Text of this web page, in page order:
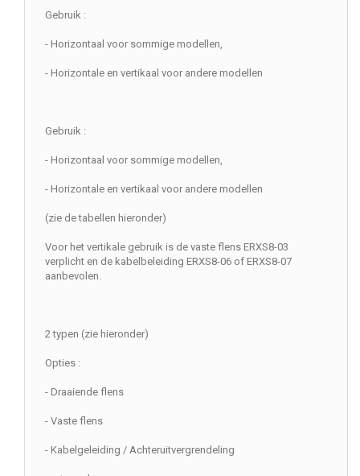
Gebruik :
- Horizontaal voor sommige modellen,
- Horizontale en vertikaal voor andere modellen
Gebruik :
- Horizontaal voor sommige modellen,
- Horizontale en vertikaal voor andere modellen
(zie de tabellen hieronder)
Voor het vertikale gebruik is de vaste flens ERXS8-03
verplicht en de kabelbeleiding ERXS8-06 of ERXS8-07
aanbevolen.
2 typen (zie hieronder)
Opties :
- Draaiende flens
- Vaste flens
- Kabelgeleiding / Achteruitvergrendeling